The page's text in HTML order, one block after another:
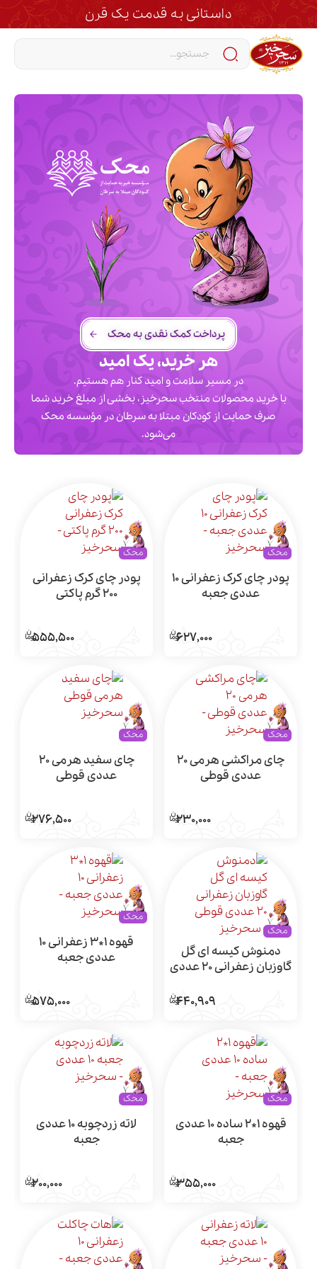
داستانی به قدمت یک قرن
هر خرید، یک امید
پرداخت کمک نقدی به محک
در مسیر سلامت و امید کنار هم هستیم.
با خرید محصولات منتخب سحرخیز، بخشی از مبلغ خرید شما
صرف حمایت از کودکان مبتلا به سرطان در مؤسسه محک
می‌شود.
محک
پودر چای کرک زعفرانی 10
عددی جعبه
627,000
محک
پودر چای کرک زعفرانی
200 گرم پاکتی
555,500
محک
چای مراکشی هرمی 20
عددی قوطی
230,000
محک
چای سفید هرمی 20
عددی قوطی
276,500
محک
دمنوش کیسه ای گل
گاوزبان زعفرانی 20 عددی
440,909
محک
قهوه 1*3 زعفرانی 10
عددی جعبه
575,000
محک
قهوه 1*2 ساده 10 عددی
جعبه
355,000
محک
لاته زردچوبه 10 عددی
جعبه
200,000